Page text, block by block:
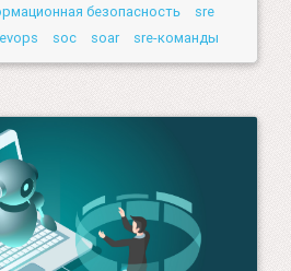
безопасность
sre
soc soar sre-команды